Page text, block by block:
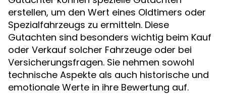
erstellen, um den Wert eines Oldtimers oder
Spezialfahrzeugs zu ermitteln. Diese
Gutachten sind besonders wichtig beim Kauf
oder Verkauf solcher Fahrzeuge oder bei
Versicherungsfragen. Sie nehmen sowohl
technische Aspekte als auch historische und
emotionale Werte in ihre Bewertung auf.